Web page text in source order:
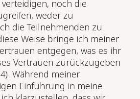
noch die
weder zu
die Teilnehmenden zu
Weise bringe ich meiner
entgegen, was es ihr
Vertrauen zurückzugeben
. Während meiner
Einführung in meine